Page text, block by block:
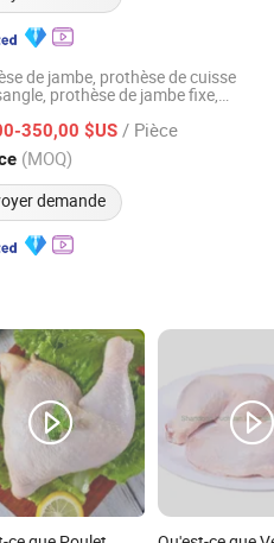
de jambe, prothèse de cuisse
prothèse de jambe fixe,
350,00 $US / Pièce
(MOQ)
demande
Manufacture Co., Ltd.
2023